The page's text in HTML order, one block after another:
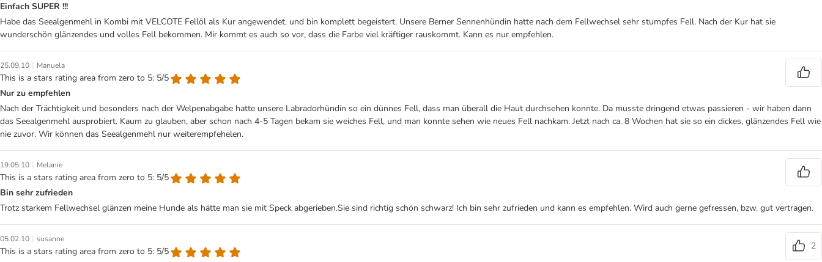
Einfach SUPER !!!
Habe das Seealgenmehl in Kombi mit VELCOTE Fellöl als Kur angewendet, und bin komplett begeistert. Unsere Berner Sennenhündin hatte nach dem Fellwechsel sehr stumpfes Fell. Nach der Kur hat sie
wunderschön glänzendes und volles Fell bekommen. Mir kommt es auch so vor, dass die Farbe viel kräftiger rauskommt. Kann es nur empfehlen.
25.09.10 | Manuela
This is a stars rating area from zero to 5: 5/5
Nur zu empfehlen
Nach der Trächtigkeit und besonders nach der Welpenabgabe hatte unsere Labradorhündin so ein dünnes Fell, dass man überall die Haut durchsehen konnte. Da musste dringend etwas passieren - wir haben dann
das Seealgenmehl ausprobiert. Kaum zu glauben, aber schon nach 4-5 Tagen bekam sie weiches Fell, und man konnte sehen wie neues Fell nachkam. Jetzt nach ca. 8 Wochen hat sie so ein dickes, glänzendes Fell wie
nie zuvor. Wir können das Seealgenmehl nur weiterempfehelen.
19.05.10 | Melanie
This is a stars rating area from zero to 5: 5/5
Bin sehr zufrieden
Trotz starkem Fellwechsel glänzen meine Hunde als hätte man sie mit Speck abgerieben.Sie sind richtig schön schwarz! Ich bin sehr zufrieden und kann es empfehlen. Wird auch gerne gefressen, bzw. gut vertragen.
05.02.10 | susanne
This is a stars rating area from zero to 5: 5/5
2